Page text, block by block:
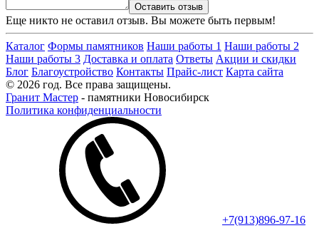
Оставить отзыв
Еще никто не оставил отзыв. Вы можете быть первым!
Каталог Формы памятников Наши работы 1 Наши работы 2
Наши работы 3 Доставка и оплата Ответы Акции и скидки
Блог Благоустройство Контакты Прайс-лист Карта сайта
© 2026 год. Все права защищены.
Гранит Мастер - памятники Новосибирск
Политика конфиденциальности
+7(913)896-97-16